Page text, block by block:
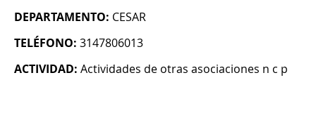
DEPARTAMENTO: CESAR
TELÉFONO: 3147806013
ACTIVIDAD: Actividades de otras asociaciones n c p